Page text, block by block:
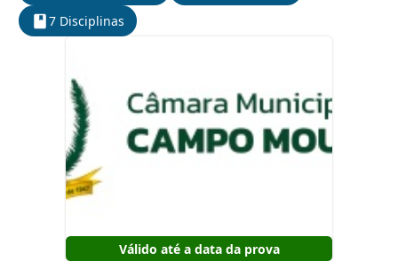
7 Disciplinas
Válido até a data da prova